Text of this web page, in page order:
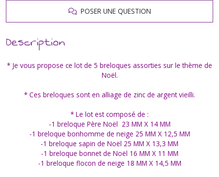
POSER UNE QUESTION
Description
* Je vous propose ce lot de 5 breloques assorties sur le thème de
Noël.
* Ces breloques sont en alliage de zinc de argent vieilli.
* Le lot est composé de :
-1 breloque Père Noël 23 MM X 14 MM
-1 breloque bonhomme de neige 25 MM X 12,5 MM
-1 breloque sapin de Noël 25 MM X 13,3 MM
-1 breloque bonnet de Noël 16 MM X 11 MM
-1 breloque flocon de neige 18 MM X 14,5 MM